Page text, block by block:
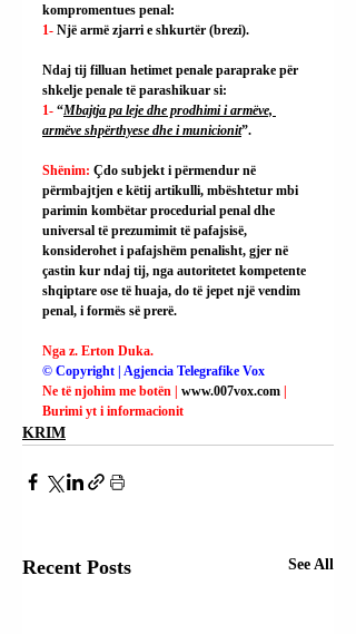
kompromentues penal:
1- Një armë zjarri e shkurtër (brezi).
Ndaj tij filluan hetimet penale paraprake për
shkelje penale të parashikuar si:
1- “Mbajtja pa leje dhe prodhimi i armëve,
armëve shpërthyese dhe i municionit”.
Shënim: Çdo subjekt i përmendur në
përmbajtjen e këtij artikulli, mbështetur mbi
parimin kombëtar procedurial penal dhe
universal të prezumimit të pafajsisë,
konsiderohet i pafajshëm penalisht, gjer në
çastin kur ndaj tij, nga autoritetet kompetente
shqiptare ose të huaja, do të jepet një vendim
penal, i formës së prerë.
Nga z. Erton Duka.
© Copyright | Agjencia Telegrafike Vox
Ne të njohim me botën | www.007vox.com |
Burimi yt i informacionit
KRIM
Recent Posts See All